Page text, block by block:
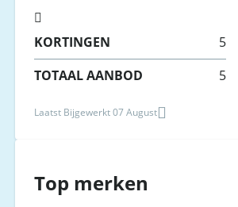
KORTINGEN
5
TOTAAL AANBOD
5
Laatst Bijgewerkt 07 August
Top merken